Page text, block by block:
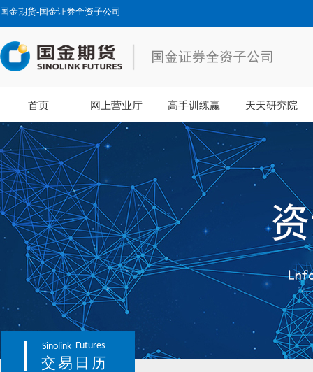
国金期货-国金证券全资子公司
首页 网上营业厅 高手训练赢 天天研究院
Sinolink Futures
交易日历